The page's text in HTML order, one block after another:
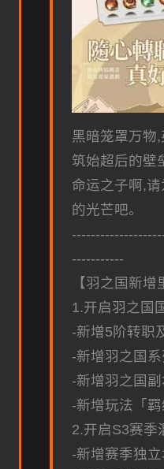
黑暗笼罩万物
筑始超后的壁
命运之子啊,
的光芒吧。
-----------
【羽之国新增
1.开启羽之国
-新增5阶转职
-新增羽之国
-新增羽之国
-新增玩法「羁
2.开启S3赛季
-新增赛季独立